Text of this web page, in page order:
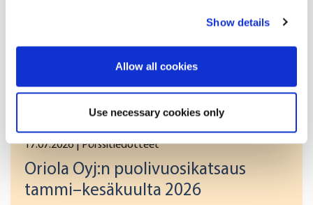
If you allow, we would also like to:
Identify your device by actively scanning it for
specific characteristics (fingerprinting)
Find out more about how your personal data is processed
and set your preferences in thedetails section
Show details
Allow all cookies
Use necessary cookies only
Lisää uutisia
17.07.2026 | Pörssitiedotteet
Oriola Oyj:n puolivuosikatsaus
tammi–kesäkuulta 2026